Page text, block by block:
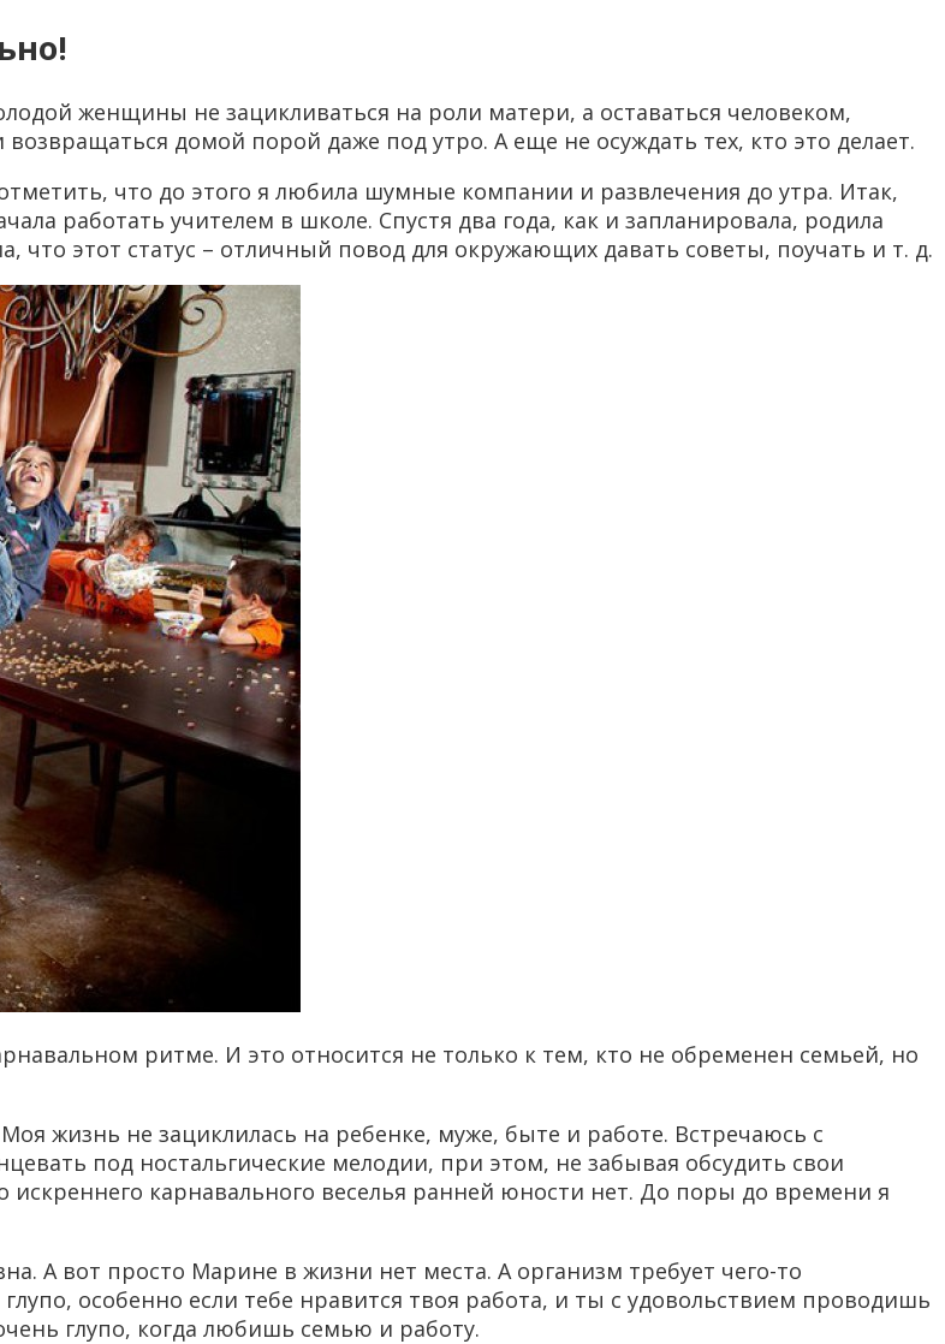
женщины не зацикливаться на роли матери, а оставаться человеком,
домой порой даже под утро. А еще не осуждать тех, кто это делает.
что до этого я любила шумные компании и развлечения до утра. Итак,
работать учителем в школе. Спустя два года, как и запланировала, родила
этот статус – отличный повод для окружающих давать советы, поучать и т. д.
ритме. И это относится не только к тем, кто не обременен семьей, но
жизнь не зациклилась на ребенке, муже, быте и работе. Встречаюсь с
под ностальгические мелодии, при этом, не забывая обсудить свои
карнавального веселья ранней юности нет. До поры до времени я
А вот просто Марине в жизни нет места. А организм требует чего-то
особенно если тебе нравится твоя работа, и ты с удовольствием проводишь
глупо, когда любишь семью и работу.